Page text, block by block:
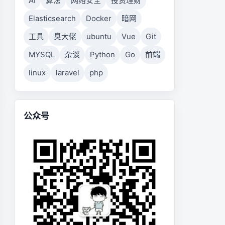
Elasticsearch
Docker
暗网
工具
臭大佬 ubuntu Vue
Git
MYSQL
杂谈 Python Go
前端
linux
laravel php
公众号